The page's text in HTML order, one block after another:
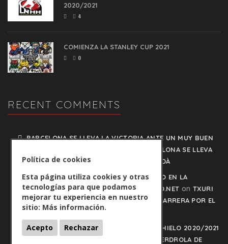
2020/2021
4
COMIENZA LA STANLEY CUP 2021
0
RECENT COMMENTS
BARCELONA SE LLEVA LA VICTORIA ANTE UN MUY BUEN
BARCELONA SE LLEVA
LA VICTORIA ANTE UN MUY BUEN PUIGCERDÀ
TXURI URDIN Y JACA NO PISAN EL FRENO EN LA
CARRERA POR EL LIDERATO - HOCKEYHIELO.NET on TXURI
URDIN Y JACA NO PISAN EL FRENO EN LA CARRERA POR EL
LIDERATO
PLAY OFFS LIGA IBERDROLA DE HOCKEY HIELO 2020/2021
PLAY OFFS LIGA IBERDROLA DE
Política de cookies
Esta página utiliza cookies y otras
tecnologías para que podamos
mejorar tu experiencia en nuestro
sitio: Más información.
Acepto Rechazar